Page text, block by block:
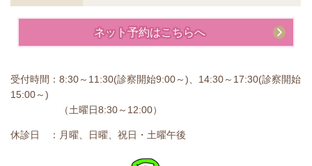
ネット予約はこちらへ
受付時間：8:30～11:30(診察開始9:00～)、14:30～17:30(診察開始
15:00～)
（土曜日8:30～12:00）
休診日 ：月曜、日曜、祝日・土曜午後